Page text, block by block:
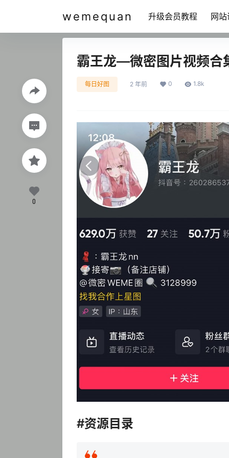
wemequan 升级会员教程 网
霸王龙—微密图片视频合
每日好图 2 年前 0 1.8k
#资源目录
0